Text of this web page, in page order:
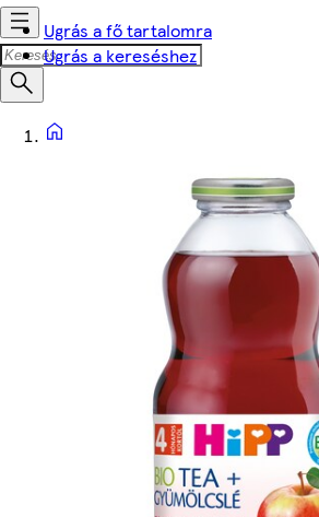
Ugrás a fő tartalomra
Ugrás a kereséshez